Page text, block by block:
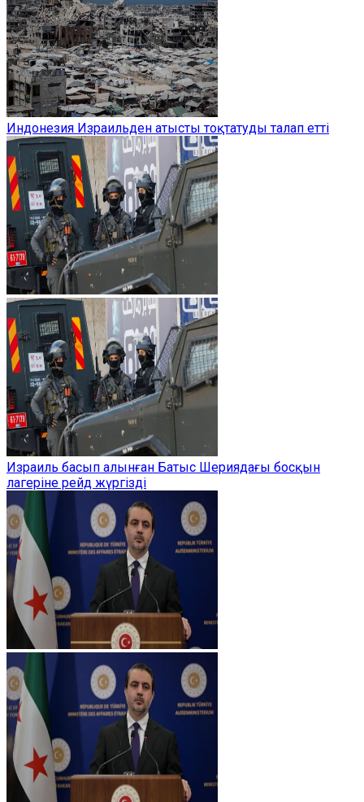
Индонезия Израильден атысты тоқтатуды талап етті
Израиль басып алынған Батыс Шериядағы босқын
лагеріне рейд жүргізді